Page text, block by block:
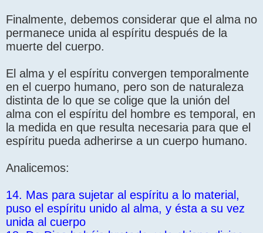
Finalmente, debemos considerar que el alma no
permanece unida al espíritu después de la
muerte del cuerpo.
El alma y el espíritu convergen temporalmente
en el cuerpo humano, pero son de naturaleza
distinta de lo que se colige que la unión del
alma con el espíritu del hombre es temporal, en
la medida en que resulta necesaria para que el
espíritu pueda adherirse a un cuerpo humano.
Analicemos:
14. Mas para sujetar al espíritu a lo material,
puso el espíritu unido al alma, y ésta a su vez
unida al cuerpo